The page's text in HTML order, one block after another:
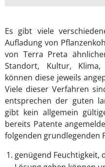
Es gibt viele
Aufladung von
von Terra Preta
Standort, Kultur,
können diese jeweils
Viele dieser Verfahren
entsprechen der guten
gibt kein allgemein
bereits Patente
folgenden grundlegenden
genügend Feuchtigkeit,